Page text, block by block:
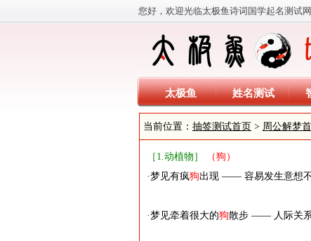
您好，欢迎光临太极鱼诗词国学起名测试网
太极鱼 姓名测试
当前位置： 抽签测试首页 > 周公解梦
［1.动植物］
（狗）
·梦见有疯狗出现 —— 容易发生意想不
·梦见牵着很大的狗散步 —— 人际关系